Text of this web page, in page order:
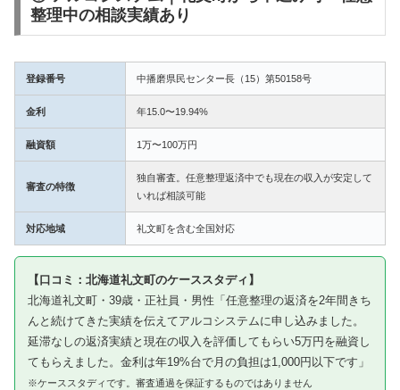
整理中の相談実績あり
登録番号 中播磨県民センター長（15）第50158号
金利 年15.0〜19.94%
融資額 1万〜100万円
審査の特徴
独自審査。任意整理返済中でも現在の収入が安定して
いれば相談可能
対応地域 礼文町を含む全国対応
【口コミ：北海道礼文町のケーススタディ】
北海道礼文町・39歳・正社員・男性「任意整理の返済を2年間きち
んと続けてきた実績を伝えてアルコシステムに申し込みました。
延滞なしの返済実績と現在の収入を評価してもらい5万円を融資し
てもらえました。金利は年19%台で月の負担は1,000円以下です」
※ケーススタディです。審査通過を保証するものではありません